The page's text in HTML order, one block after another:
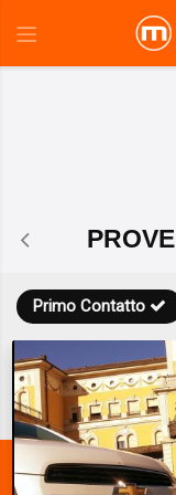
Primo Contatto